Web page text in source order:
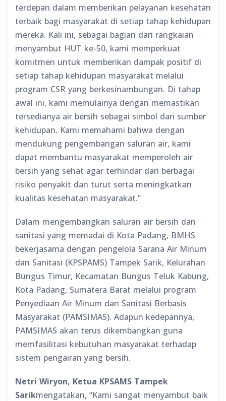
terdepan dalam memberikan pelayanan kesehatan
terbaik bagi masyarakat di setiap tahap kehidupan
mereka. Kali ini, sebagai bagian dari rangkaian
menyambut HUT ke-50, kami memperkuat
komitmen untuk memberikan dampak positif di
setiap tahap kehidupan masyarakat melalui
program CSR yang berkesinambungan. Di tahap
awal ini, kami memulainya dengan memastikan
tersedianya air bersih sebagai simbol dari sumber
kehidupan. Kami memahami bahwa dengan
mendukung pengembangan saluran air, kami
dapat membantu masyarakat memperoleh air
bersih yang sehat agar terhindar dari berbagai
risiko penyakit dan turut serta meningkatkan
kualitas kesehatan masyarakat.”
Dalam mengembangkan saluran air bersih dan
sanitasi yang memadai di Kota Padang, BMHS
bekerjasama dengan pengelola Sarana Air Minum
dan Sanitasi (KPSPAMS) Tampek Sarik, Kelurahan
Bungus Timur, Kecamatan Bungus Teluk Kabung,
Kota Padang, Sumatera Barat melalui program
Penyediaan Air Minum dan Sanitasi Berbasis
Masyarakat (PAMSIMAS). Adapun kedepannya,
PAMSIMAS akan terus dikembangkan guna
memfasilitasi kebutuhan masyarakat terhadap
sistem pengairan yang bersih.
Netri Wiryon, Ketua KPSAMS Tampek
Sarikmengatakan, “Kami sangat menyambut baik